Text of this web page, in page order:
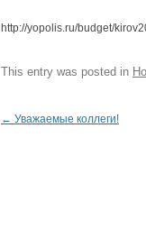
http://yopolis.ru/budget/
This entry was posted in
Post navigation
← Уважаемые коллеги!